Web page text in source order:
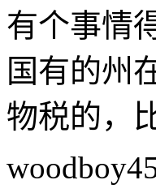
有个事情
国有的州
物税的，